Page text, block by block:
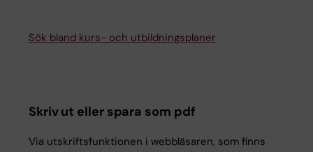
Sök bland kurs- och utbildningsplaner
Skriv ut eller spara som pdf
Via utskriftsfunktionen i webbläsaren, som finns